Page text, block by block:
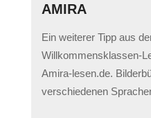
AMIRA
04-
05
Ein weiterer Tipp aus
Willkommensklassen-
Amira-lesen.de.
verschiedenen